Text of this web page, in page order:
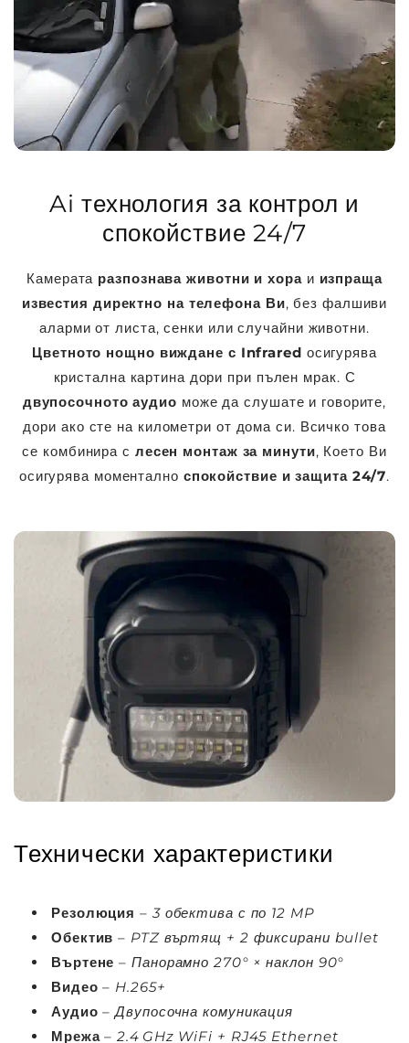
Ai технология за контрол и
спокойствие 24/7
Камерата разпознава животни и хораи изпраща
известия директно на телефона Ви, без фалшиви
аларми от листа, сенки или случайни животни.
Цветното нощно виждане с Infrared осигурява
кристална картина дори при пълен мрак. С
двупосочното аудио може да слушате и говорите,
дори ако сте на километри от дома си. Всичко това
се комбинира с лесен монтаж за минути, Което Ви
осигурява моментално спокойствие и защита 24/7.
Технически характеристики
Резолюция – 3 обектива с по 12 MP
Обектив – PTZ въртящ + 2 фиксирани bullet
Въртене – Панорамно 270° × наклон 90°
Видео – H.265+
Аудио –Двупосочна комуникация
Мрежа– 2.4 GHz WiFi + RJ45 Ethernet